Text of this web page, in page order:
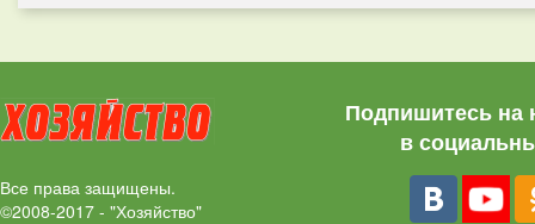
Все права защищены.
©2008-2017 - "Хозяйство"
Подпишитесь на
в